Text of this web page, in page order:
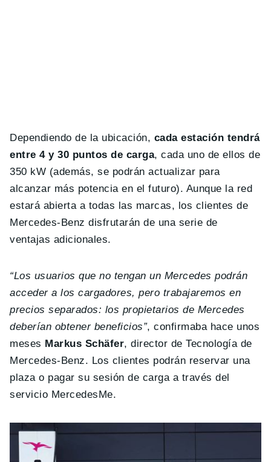
Dependiendo de la ubicación, cada estación tendrá
entre 4 y 30 puntos de carga, cada uno de ellos de
350 kW (además, se podrán actualizar para
alcanzar más potencia en el futuro). Aunque la red
estará abierta a todas las marcas, los clientes de
Mercedes-Benz disfrutarán de una serie de
ventajas adicionales.
“Los usuarios que no tengan un Mercedes podrán
acceder a los cargadores, pero trabajaremos en
precios separados: los propietarios de Mercedes
deberían obtener beneficios”, confirmaba hace unos
meses Markus Schäfer, director de Tecnología de
Mercedes-Benz. Los clientes podrán reservar una
plaza o pagar su sesión de carga a través del
servicio MercedesMe.